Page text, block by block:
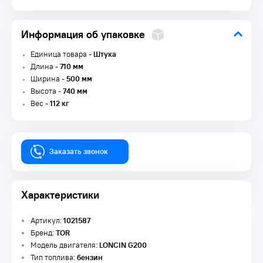
Информация об упаковке
Единица товара -Штука
Длина -710 мм
Ширина -500 мм
Высота -740 мм
Вес -112 кг
Заказать звонок
Характеристики
Артикул:1021587
Бренд:TOR
Модель двигателя:LONCIN G200
Тип топлива:бензин